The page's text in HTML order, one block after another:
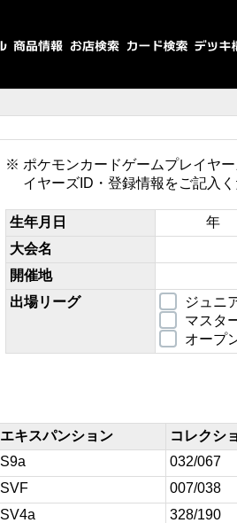
ポケモンカードゲームプレイヤ
イヤーズID・登録情報をご記入く
生年月日
大会名
開催地
出場リーグ
ジュニ
マスタ
オープ
エキスパンション
コレクシ
S9a
032/067
SVF
007/038
SV4a
328/190